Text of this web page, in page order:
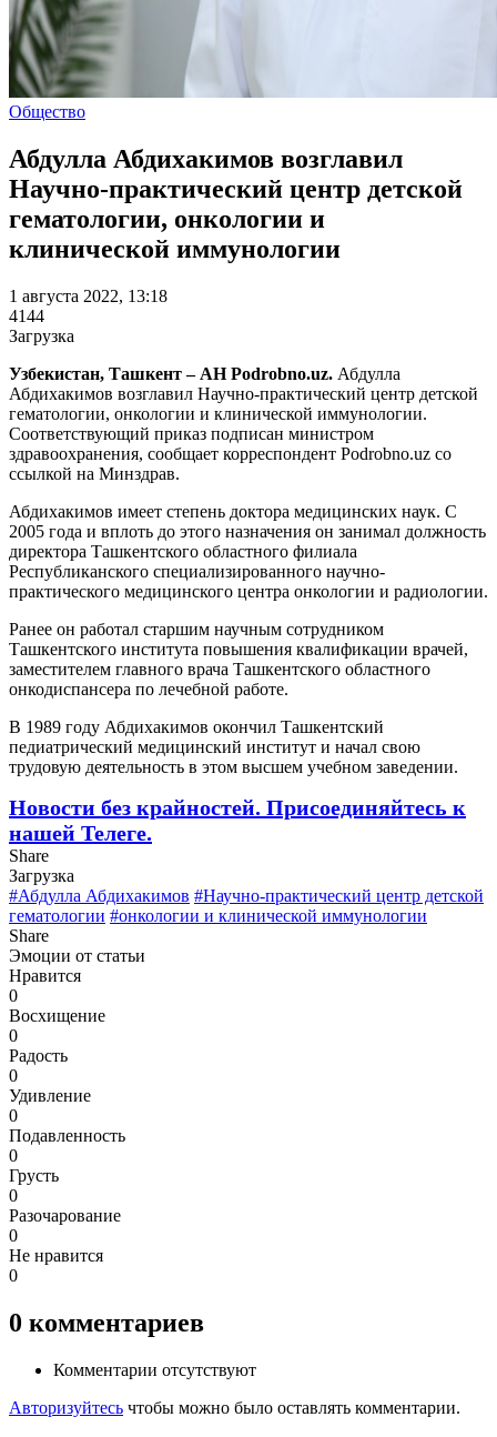
Общество
Абдулла Абдихакимов возглавил
Научно-практический центр детской
гематологии, онкологии и
клинической иммунологии
1 августа 2022, 13:18
4144
Загрузка
Узбекистан, Ташкент – АН Podrobno.uz. Абдулла
Абдихакимов возглавил Научно-практический центр детской
гематологии, онкологии и клинической иммунологии.
Соответствующий приказ подписан министром
здравоохранения, сообщает корреспондент Podrobno.uz со
ссылкой на Минздрав.
Абдихакимов имеет степень доктора медицинских наук. С
2005 года и вплоть до этого назначения он занимал должность
директора Ташкентского областного филиала
Республиканского специализированного научно-
практического медицинского центра онкологии и радиологии.
Ранее он работал старшим научным сотрудником
Ташкентского института повышения квалификации врачей,
заместителем главного врача Ташкентского областного
онкодиспансера по лечебной работе.
В 1989 году Абдихакимов окончил Ташкентский
педиатрический медицинский институт и начал свою
трудовую деятельность в этом высшем учебном заведении.
Новости без крайностей. Присоединяйтесь к
нашей Телеге.
Share
Загрузка
#Абдулла Абдихакимов #Научно-практический центр детской
гематологии #онкологии и клинической иммунологии
Share
Эмоции от статьи
Нравится
0
Восхищение
0
Радость
0
Удивление
0
Подавленность
0
Грусть
0
Разочарование
0
Не нравится
0
0 комментариев
Комментарии отсутствуют
Авторизуйтесь чтобы можно было оставлять комментарии.